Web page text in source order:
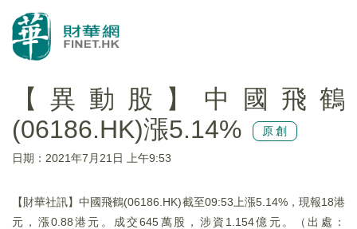
【異動股】中國飛鶴
(06186.HK)漲5.14%
原創
日期：2021年7月21日 上午9:53
【財華社訊】中國飛鶴(06186.HK)截至09:53上漲5.14%，現報18港
元，漲0.88港元。成交645萬股，涉資1.154億元。（出處：